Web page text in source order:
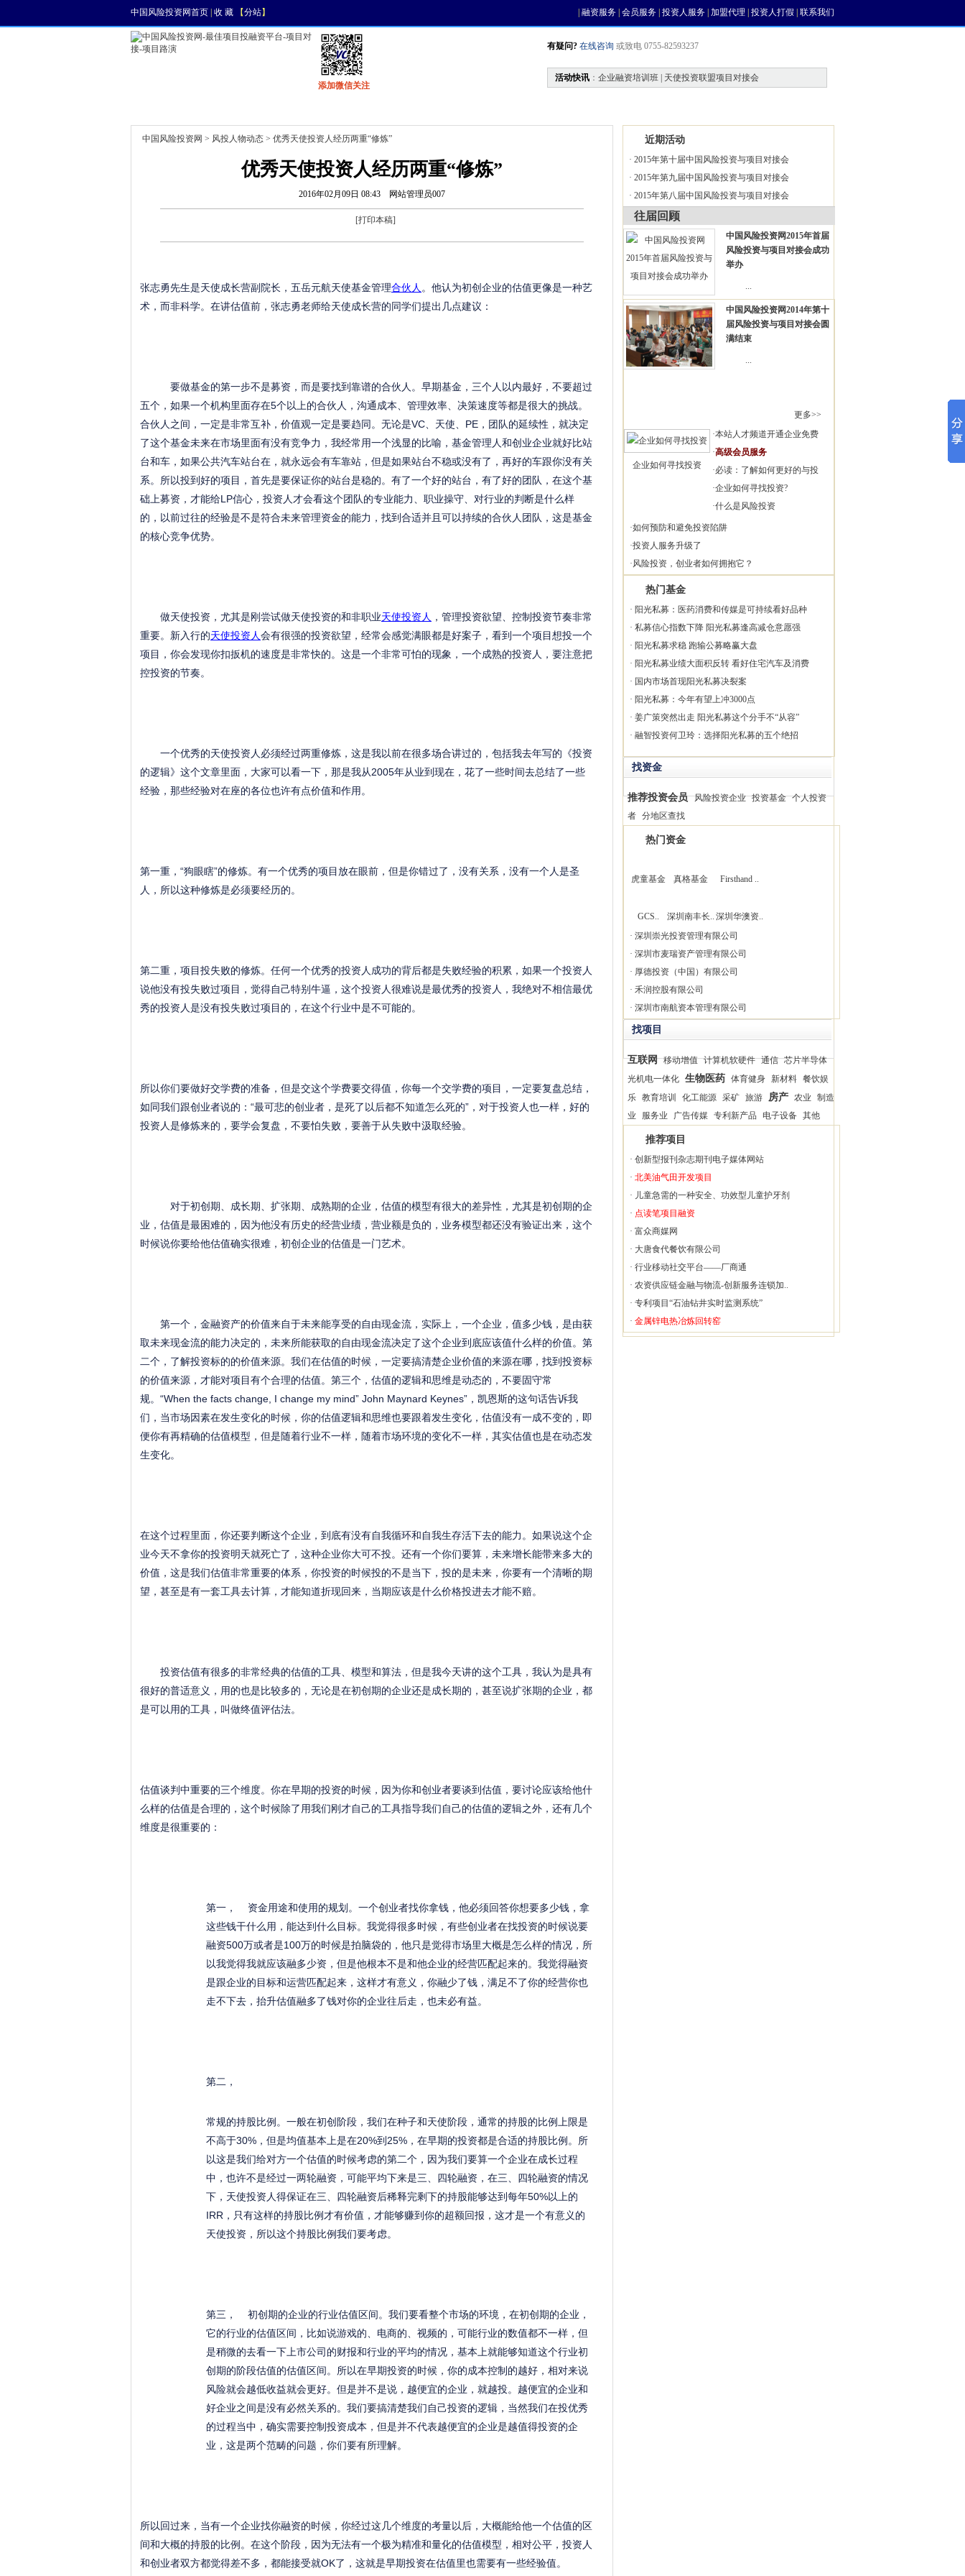
中国风险投资网首页 收 藏 【分站】 融资服务 会员服务 投资人服务 加盟代理 投资人打假 联系我们
添加微信关注
有疑问? 在线咨询 或致电 0755-82593237
活动快讯 ： 企业融资培训班 | 天使投资联盟项目对接会
中国风险投资网 > 风投人物动态 > 优秀天使投资人经历两重“修炼”
优秀天使投资人经历两重“修炼”
2016年02月09日 08:43 网站管理员007
[打印本稿]
张志勇先生是天使成长营副院长，五岳元航天使基金管理合伙人 。他认为初创企业的估值更像是一种艺
术，而非科学。在讲估值前，张志勇老师给天使成长营的同学们提出几点建议：
要做基金的第一步不是募资，而是要找到靠谱的合伙人。早期基金，三个人以内最好，不要超过
五个，如果一个机构里面存在5个以上的合伙人，沟通成本、管理效率、决策速度等都是很大的挑战。
合伙人之间，一定是非常互补，价值观一定是要趋同。无论是VC、天使、PE，团队的延续性，就决定
了这个基金未来在市场里面有没有竞争力，我经常用一个浅显的比喻，基金管理人和创业企业就好比站
台和车，如果公共汽车站台在，就永远会有车靠站，但是如果站台不稳或没有了，再好的车跟你没有关
系。所以投到好的项目，首先是要保证你的站台是稳的。有了一个好的站台，有了好的团队，在这个基
础上募资，才能给LP信心，投资人才会看这个团队的专业能力、职业操守、对行业的判断是什么样
的，以前过往的经验是不是符合未来管理资金的能力，找到合适并且可以持续的合伙人团队，这是基金
的核心竞争优势。
做天使投资，尤其是刚尝试做天使投资的和非职业天使投资人 ，管理投资欲望、控制投资节奏非常
重要。新入行的天使投资人会有很强的投资欲望，经常会感觉满眼都是好案子，看到一个项目想投一个
项目，你会发现你扣扳机的速度是非常快的。这是一个非常可怕的现象，一个成熟的投资人，要注意把
控投资的节奏。
一个优秀的天使投资人必须经过两重修炼，这是我以前在很多场合讲过的，包括我去年写的《投资
的逻辑》这个文章里面，大家可以看一下，那是我从2005年从业到现在，花了一些时间去总结了一些
经验，那些经验对在座的各位也许有点价值和作用。
第一重，“狗眼瞎”的修炼。有一个优秀的项目放在眼前，但是你错过了，没有关系，没有一个人是圣
人，所以这种修炼是必须要经历的。
第二重，项目投失败的修炼。任何一个优秀的投资人成功的背后都是失败经验的积累，如果一个投资人
说他没有投失败过项目，觉得自己特别牛逼，这个投资人很难说是最优秀的投资人，我绝对不相信最优
秀的投资人是没有投失败过项目的，在这个行业中是不可能的。
所以你们要做好交学费的准备，但是交这个学费要交得值，你每一个交学费的项目，一定要复盘总结，
如同我们跟创业者说的：“最可悲的创业者，是死了以后都不知道怎么死的”，对于投资人也一样，好的
投资人是修炼来的，要学会复盘，不要怕失败，要善于从失败中汲取经验。
对于初创期、成长期、扩张期、成熟期的企业，估值的模型有很大的差异性，尤其是初创期的企
业，估值是最困难的，因为他没有历史的经营业绩，营业额是负的，业务模型都还没有验证出来，这个
时候说你要给他估值确实很难，初创企业的估值是一门艺术。
第一个，金融资产的价值来自于未来能享受的自由现金流，实际上，一个企业，值多少钱，是由获
取未来现金流的能力决定的，未来所能获取的自由现金流决定了这个企业到底应该值什么样的价值。第
二个，了解投资标的的价值来源。我们在估值的时候，一定要搞清楚企业价值的来源在哪，找到投资标
的价值来源，才能对项目有个合理的估值。第三个，估值的逻辑和思维是动态的，不要固守常
规。“When the facts change, I change my mind” John Maynard Keynes”，凯恩斯的这句话告诉我
们，当市场因素在发生变化的时候，你的估值逻辑和思维也要跟着发生变化，估值没有一成不变的，即
便你有再精确的估值模型，但是随着行业不一样，随着市场环境的变化不一样，其实估值也是在动态发
生变化。
在这个过程里面，你还要判断这个企业，到底有没有自我循环和自我生存活下去的能力。如果说这个企
业今天不拿你的投资明天就死亡了，这种企业你大可不投。还有一个你们要算，未来增长能带来多大的
价值，这是我们估值非常重要的体系，你投资的时候投的不是当下，投的是未来，你要有一个清晰的期
望，甚至是有一套工具去计算，才能知道折现回来，当期应该是什么价格投进去才能不赔。
投资估值有很多的非常经典的估值的工具、模型和算法，但是我今天讲的这个工具，我认为是具有
很好的普适意义，用的也是比较多的，无论是在初创期的企业还是成长期的，甚至说扩张期的企业，都
是可以用的工具，叫做终值评估法。
估值谈判中重要的三个维度。你在早期的投资的时候，因为你和创业者要谈到估值，要讨论应该给他什
么样的估值是合理的，这个时候除了用我们刚才自己的工具指导我们自己的估值的逻辑之外，还有几个
维度是很重要的：
第一， 资金用途和使用的规划。一个创业者找你拿钱，他必须回答你想要多少钱，拿
这些钱干什么用，能达到什么目标。我觉得很多时候，有些创业者在找投资的时候说要
融资500万或者是100万的时候是拍脑袋的，他只是觉得市场里大概是怎么样的情况，所
以我觉得我就应该融多少资，但是他根本不是和他企业的经营匹配起来的。我觉得融资
是跟企业的目标和运营匹配起来，这样才有意义，你融少了钱，满足不了你的经营你也
走不下去，抬升估值融多了钱对你的企业往后走，也未必有益。
第二，
常规的持股比例。一般在初创阶段，我们在种子和天使阶段，通常的持股的比例上限是
不高于30%，但是均值基本上是在20%到25%，在早期的投资都是合适的持股比例。所
以这是我们给对方一个估值的时候考虑的第二个，因为我们要算一个企业在成长过程
中，也许不是经过一两轮融资，可能平均下来是三、四轮融资，在三、四轮融资的情况
下，天使投资人得保证在三、四轮融资后稀释完剩下的持股能够达到每年50%以上的
IRR，只有这样的持股比例才有价值，才能够赚到你的超额回报，这才是一个有意义的
天使投资，所以这个持股比例我们要考虑。
第三， 初创期的企业的行业估值区间。我们要看整个市场的环境，在初创期的企业，
它的行业的估值区间，比如说游戏的、电商的、视频的，可能行业的数值都不一样，但
是稍微的去看一下上市公司的财报和行业的平均的情况，基本上就能够知道这个行业初
创期的阶段估值的估值区间。所以在早期投资的时候，你的成本控制的越好，相对来说
风险就会越低收益就会更好。但是并不是说，越便宜的企业，就越投。越便宜的企业和
好企业之间是没有必然关系的。我们要搞清楚我们自己投资的逻辑，当然我们在投优秀
的过程当中，确实需要控制投资成本，但是并不代表越便宜的企业是越值得投资的企
业，这是两个范畴的问题，你们要有所理解。
所以回过来，当有一个企业找你融资的时候，你经过这几个维度的考量以后，大概能给他一个估值的区
间和大概的持股的比例。在这个阶段，因为无法有一个极为精准和量化的估值模型，相对公平，投资人
和创业者双方都觉得差不多，都能接受就OK了，这就是早期投资在估值里也需要有一些经验值。
近期活动
· 2015年第十届中国风险投资与项目对接会
· 2015年第九届中国风险投资与项目对接会
· 2015年第八届中国风险投资与项目对接会
往届回顾
中国风险投资网2015年首届
风险投资与项目对接会成功
举办
...
中国风险投资网2014年第十
届风险投资与项目对接会圆
满结束
...
更多>>
企业如何寻找投资
·本站人才频道开通企业免费
·高级会员服务
·必读：了解如何更好的与投
·企业如何寻找投资?
·什么是风险投资
·如何预防和避免投资陷阱
·投资人服务升级了
·风险投资，创业者如何拥抱它？
热门基金
· 阳光私募：医药消费和传媒是可持续看好品种
· 私募信心指数下降 阳光私募逢高减仓意愿强
· 阳光私募求稳 跑输公募略赢大盘
· 阳光私募业绩大面积反转 看好住宅汽车及消费
· 国内市场首现阳光私募决裂案
· 阳光私募：今年有望上冲3000点
· 姜广策突然出走 阳光私募这个分手不“从容”
· 融智投资何卫玲：选择阳光私募的五个绝招
找资金
推荐投资会员 风险投资企业 投资基金 个人投资
者 分地区查找
热门资金
虎童基金 真格基金 Firsthand ..
GCS.. 深圳南丰长.. 深圳华澳资..
· 深圳崇光投资管理有限公司
· 深圳市麦瑞资产管理有限公司
· 厚德投资（中国）有限公司
· 禾润控股有限公司
· 深圳市南航资本管理有限公司
找项目
互联网 移动增值 计算机软硬件 通信 芯片半导体
光机电一体化 生物医药 体育健身 新材料 餐饮娱
乐 教育培训 化工能源 采矿 旅游 房产 农业
制造
业
服务业 广告传媒 专利新产品 电子设备 其他
推荐项目
· 创新型报刊杂志期刊电子媒体网站
· 北美油气田开发项目
· 儿童急需的一种安全、功效型儿童护牙剂
· 点读笔项目融资
· 富众商媒网
· 大唐食代餐饮有限公司
· 行业移动社交平台——厂商通
· 农资供应链金融与物流-创新服务连锁加..
· 专利项目“石油钻井实时监测系统”
· 金属锌电热冶炼回转窑